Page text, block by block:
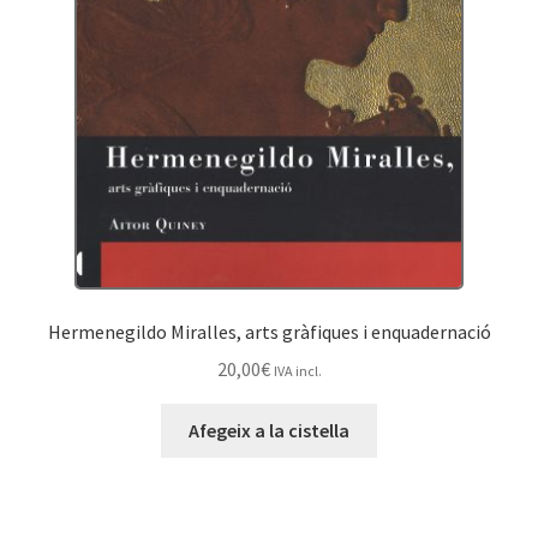
Hermenegildo Miralles, arts gràfiques i enquadernació
20,00€ IVA incl.
Afegeix a la cistella